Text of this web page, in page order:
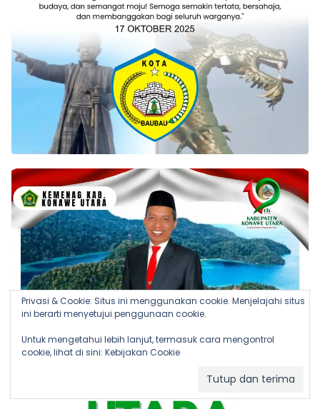
Privasi & Cookie: Situs ini menggunakan cookie. Menjelajahi situs
ini berarti menyetujui penggunaan cookie.
Untuk mengetahui lebih lanjut, termasuk cara mengontrol
cookie, lihat di sini: Kebijakan Cookie